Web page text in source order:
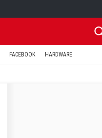
FACEBOOK HARDWARE